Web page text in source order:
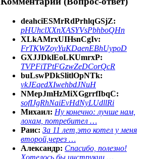
deahciESMrRdPrhlqGSjZ:
pHUhclXXnXASYVsPbhboQHn
XLkAMrxUIHsnCgIv:
FrTKWZoyYuKDaenEBhUypoD
GXJJDklEoLKUmrxP:
TVPFiTPtFGzwZeDCorQcR
buLswPDkSlitlOpNTk:
vkJEqedXIwehbdJNuH
NMepJmHzMiXGgrrfIbqC:
sofIJgRhNaiEvHdNyLUdllRi
Михаил: Ну конечно: лучше нам,
лохам, потребител …
Раис: За 11 лет,это котел у меня
второй,через …
Александр: Спасибо, полезно!
Хотелось бы инструкци …